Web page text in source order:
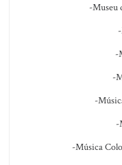
-Museu
-
-
-
-
-Música